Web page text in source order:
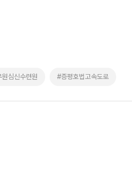
심신수련원 #증평호법고속도로